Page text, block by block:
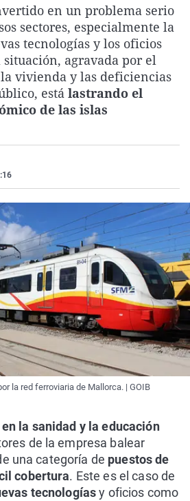
La rosa de los vientos
Gente viajera
Como el perro y el
Caso
Retornados
Equipo de
Operación Viuda
Extremadura
Galicia
La Rioja
Navarra
País Vasco
Virales
Televisión
Elecciones
en un problema serio
sectores, especialmente la
tecnologías y los oficios
agravada por el
vivienda y las deficiencias
está lastrando el
de las islas
la red ferroviaria de Mallorca. | GOIB
la sanidad y la educación
de la empresa balear
una categoría de puestos de
cobertura. Este es el caso de
tecnologíasy oficios como